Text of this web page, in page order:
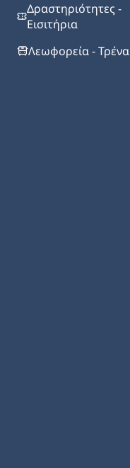
Δραστηριότητες -
Εισιτήρια
Λεωφορεία - Τρένα